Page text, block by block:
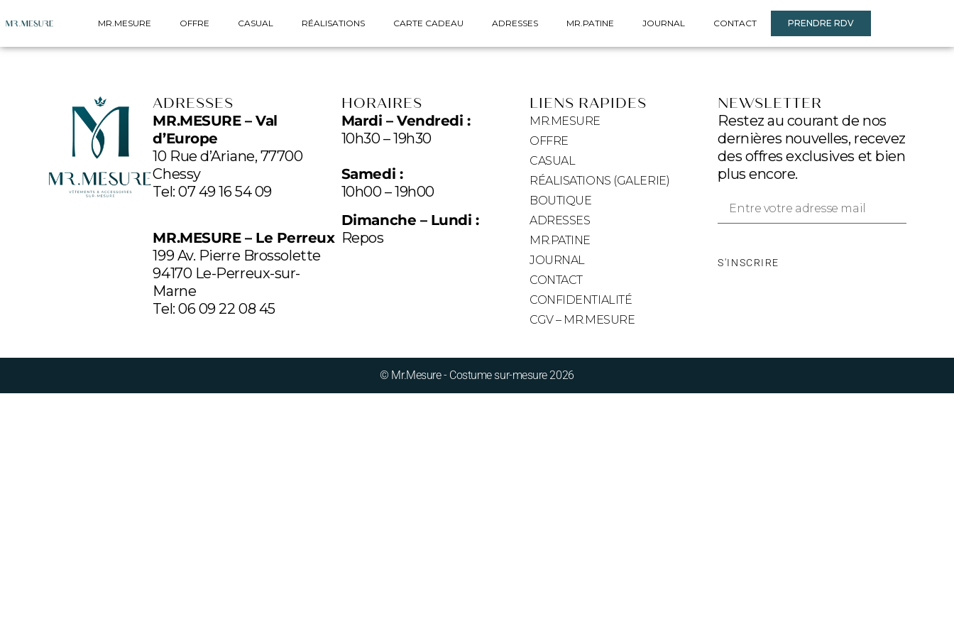
MR.MESURE OFFRE CASUAL RÉALISATIONS CARTE CADEAU ADRESSES MR.PATINE JOURNAL CONTACT PRENDRE RDV
ADRESSES
MR.MESURE – Val
d’Europe
10 Rue d’Ariane, 77700
Chessy
Tel:07 49 16 54 09
MR.MESURE – Le Perreux
199 Av. Pierre Brossolette
94170 Le-Perreux-sur-
Marne
Tel: 06 09 22 08 45
HORAIRES
Mardi – Vendredi :
10h30 – 19h30
Samedi :
10h00 – 19h00
Dimanche – Lundi :
Repos
LIENS RAPIDES
MR.MESURE
OFFRE
CASUAL
RÉALISATIONS (GALERIE)
BOUTIQUE
ADRESSES
MR.PATINE
JOURNAL
CONTACT
CONFIDENTIALITÉ
CGV – MR.MESURE
NEWSLETTER
Restez au courant de nos
dernières nouvelles, recevez
des offres exclusives et bien
plus encore.
S'INSCRIRE
© Mr.Mesure - Costume sur-mesure 2026